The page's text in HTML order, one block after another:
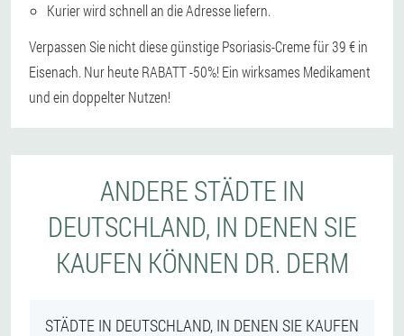
Kurier wird schnell an die Adresse liefern.
Verpassen Sie nicht diese günstige Psoriasis-Creme für 39 € in
Eisenach. Nur heute RABATT -50%! Ein wirksames Medikament
und ein doppelter Nutzen!
ANDERE STÄDTE IN
DEUTSCHLAND, IN DENEN SIE
KAUFEN KÖNNEN DR. DERM
STÄDTE IN DEUTSCHLAND, IN DENEN SIE KAUFEN